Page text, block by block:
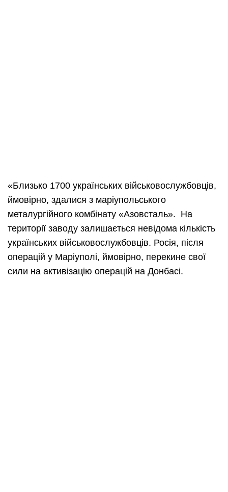
«Близько 1700 українських військовослужбовців,
ймовірно, здалися з маріупольського
металургійного комбінату «Азовсталь». На
території заводу залишається невідома кількість
українських військовослужбовців. Росія, після
операцій у Маріуполі, ймовірно, перекине свої
сили на активізацію операцій на Донбасі.